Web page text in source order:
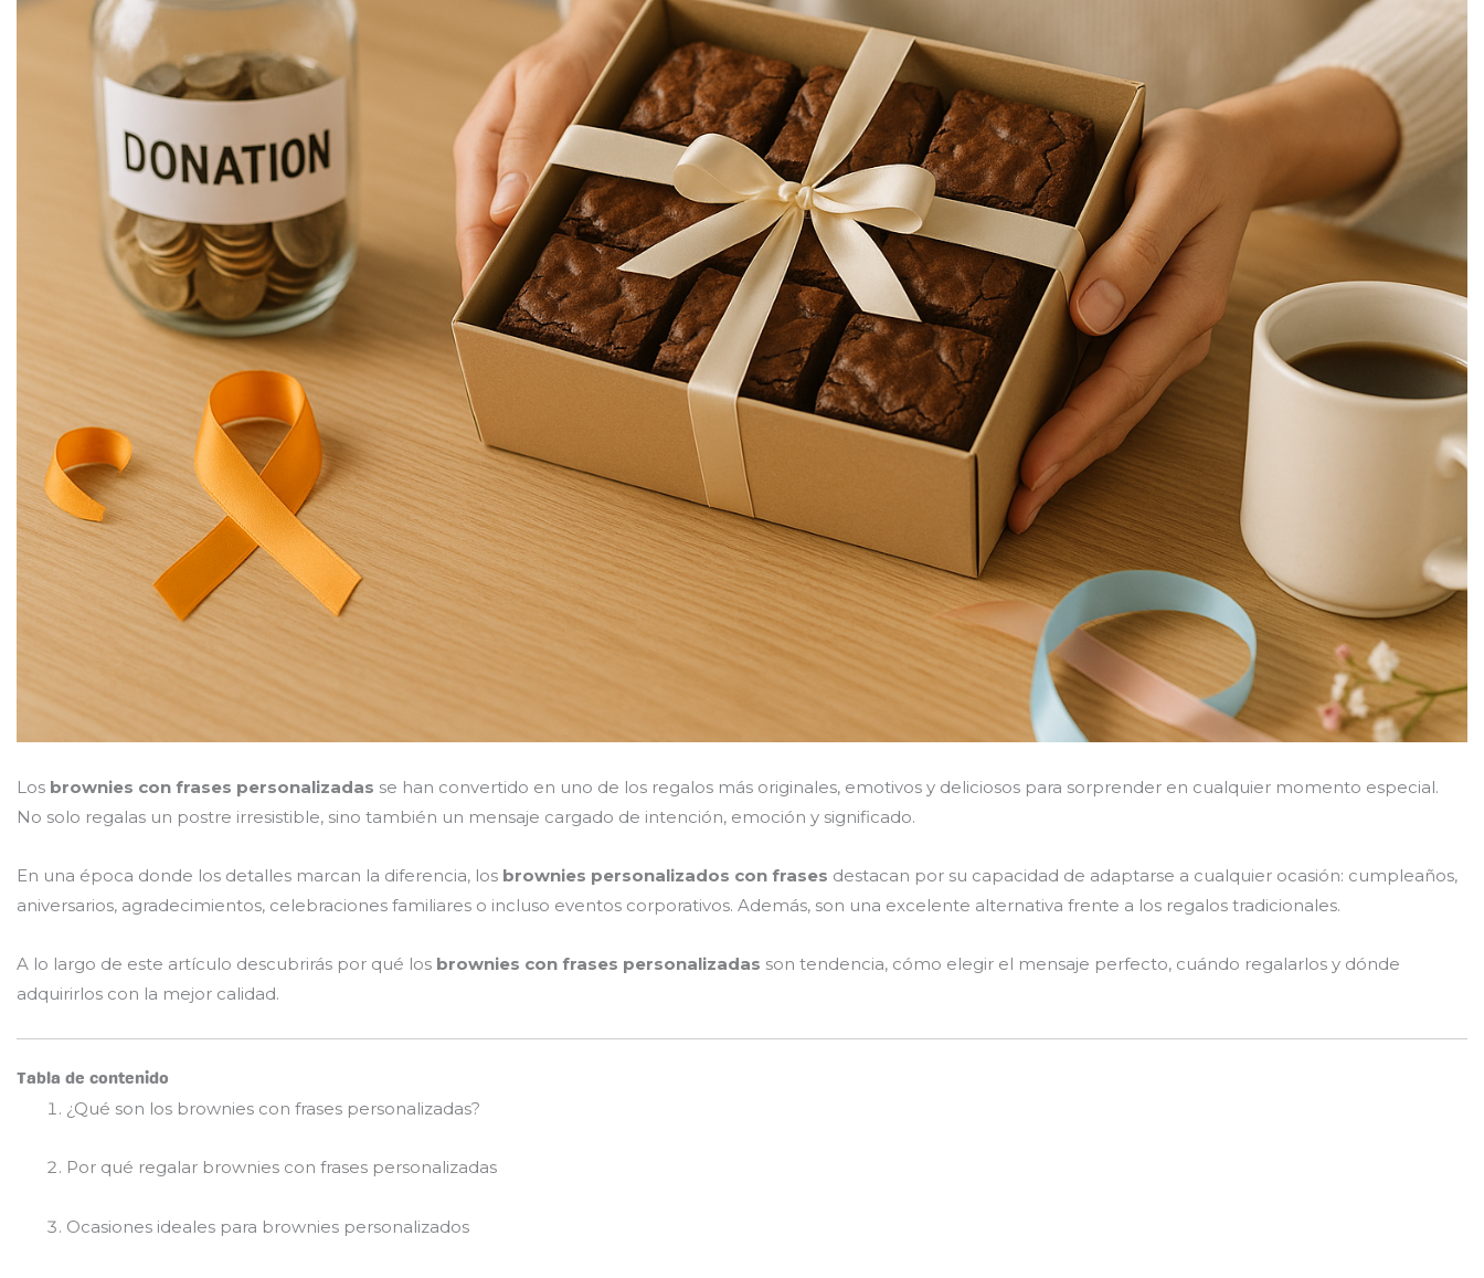
Los brownies con frases personalizadas se han convertido en uno de los regalos más originales, emotivos y deliciosos para sorprender en cualquier momento especial.
No solo regalas un postre irresistible, sino también un mensaje cargado de intención, emoción y significado.
En una época donde los detalles marcan la diferencia, los brownies personalizados con frases destacan por su capacidad de adaptarse a cualquier ocasión: cumpleaños,
aniversarios, agradecimientos, celebraciones familiares o incluso eventos corporativos. Además, son una excelente alternativa frente a los regalos tradicionales.
A lo largo de este artículo descubrirás por qué los brownies con frases personalizadas son tendencia, cómo elegir el mensaje perfecto, cuándo regalarlos y dónde
adquirirlos con la mejor calidad.
Tabla de contenido
¿Qué son los brownies con frases personalizadas?
Por qué regalar brownies con frases personalizadas
Ocasiones ideales para brownies personalizados